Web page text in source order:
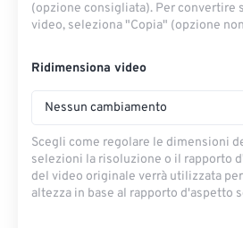
(opzione consigliata). Per convertire
video, seleziona "Copia" (opzione
Ridimensiona video
Nessun cambiamento
Scegli come regolare le dimensioni
selezioni la risoluzione o il rapporto
del video originale verrà utilizzata
altezza in base al rapporto d'aspetto